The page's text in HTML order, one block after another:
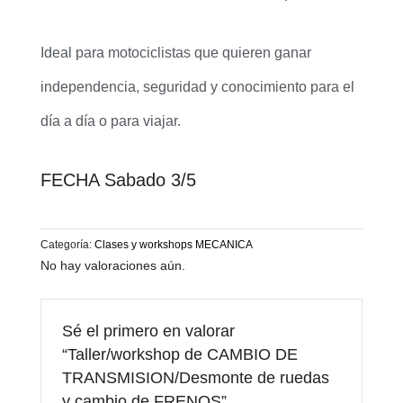
Ideal para motociclistas que quieren ganar
independencia, seguridad y conocimiento para el
día a día o para viajar.
FECHA Sabado 3/5
Categoría: Clases y workshops MECANICA
No hay valoraciones aún.
Sé el primero en valorar
“Taller/workshop de CAMBIO DE
TRANSMISION/Desmonte de ruedas